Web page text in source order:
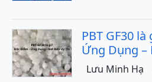
PBT GF30
Ứng Dụng –
Lưu Minh Hạ